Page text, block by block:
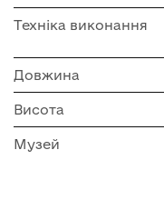
Техніка виконання
Довжина
Висота
Музей